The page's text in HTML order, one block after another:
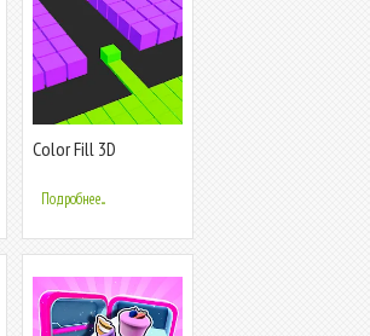
Color Fill 3D
Подробнее...